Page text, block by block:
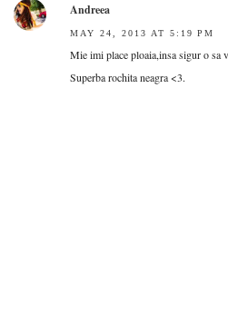
Andreea
MAY 24, 2013 AT 5:19 PM
Mie imi place ploaia,insa sigur o sa
Superba rochita neagra <3.